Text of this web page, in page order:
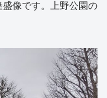
像です。上野公園の